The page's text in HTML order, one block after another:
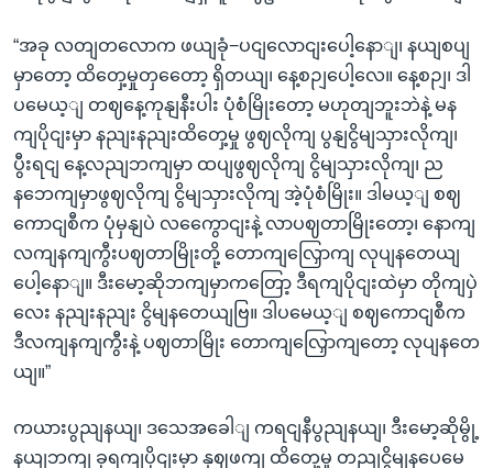
“အခု လတျတလောက ဖယျခုံ−ပငျလောငျးပေါ့နောျ၊ နယျစပျ
မှာတော့ ထိတှေ့မှုတှတေော့ ရှိတယျ၊ နေ့စဉျပေါ့လေ။ နေ့စဉျ၊ ဒါ
ပမေယ့ျ တဈနေ့ကုနျနီးပါး ပုံစံမြိုးတော့ မဟုတျဘူးဘဲနဲ့ မန
ကျပိုငျးမှာ နညျးနညျးထိတှေ့မှု ဖွဈလိုကျ ပွနျငွိမျသှားလိုကျ၊
ပွီးရငျ နေ့လညျဘကျမှာ ထပျဖွဈလိုကျ ငွိမျသှားလိုကျ၊ ည
နဘေကျမှာဖွဈလိုကျ ငွိမျသှားလိုကျ အဲ့ပုံစံမြိုး။ ဒါမယ့ျ စဈ
ကောငျစီက ပုံမှနျပဲ လကွေောငျးနဲ့ လာပဈတာမြိုးတော့၊ နောကျ
လကျနကျကွီးပဈတာမြိုးတို့ တောကျလြှောကျ လုပျနတေယျ
ပေါ့နောျ။ ဒီးမော့ဆိုဘကျမှာကတြော့ ဒီရကျပိုငျးထဲမှာ တိုကျပှဲ
လေး နညျးနညျး ငွိမျနတေယျဗြ။ ဒါပမေယ့ျ စဈကောငျစီက
ဒီလကျနကျကွီးနဲ့ ပဈတာမြိုး တောကျလြှောကျတော့ လုပျနတေ
ယျ။”
ကယားပွညျနယျ၊ ဒသေအခေါျ ကရငျနီပွညျနယျ၊ ဒီးမော့ဆိုမွို့
နယျဘကျ ခုရကျပိုငျးမှာ နှဈဖကျ ထိတှေ့မှု တညျငွိမျနပေမေ